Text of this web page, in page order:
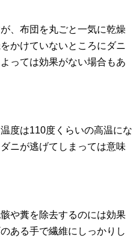
、布団を丸ごと一気に乾燥
かけていないところにダニ
っては効果がない場合もあ
度は110度くらいの高温にな
ニが逃げてしまっては意味
や糞を除去するのには効果
ある手で繊維にしっかりし